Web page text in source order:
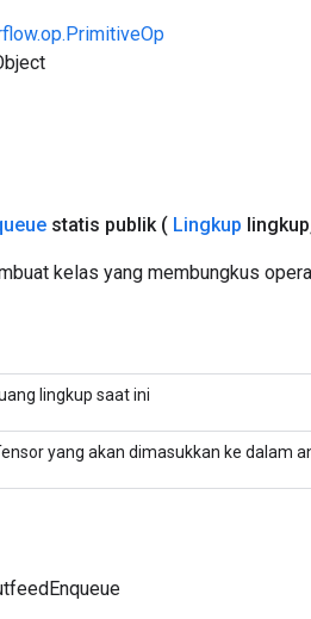
statis publik ( Lingkup lingkup
kelas yang membungkus
lingkup saat ini
yang akan dimasukkan ke dalam